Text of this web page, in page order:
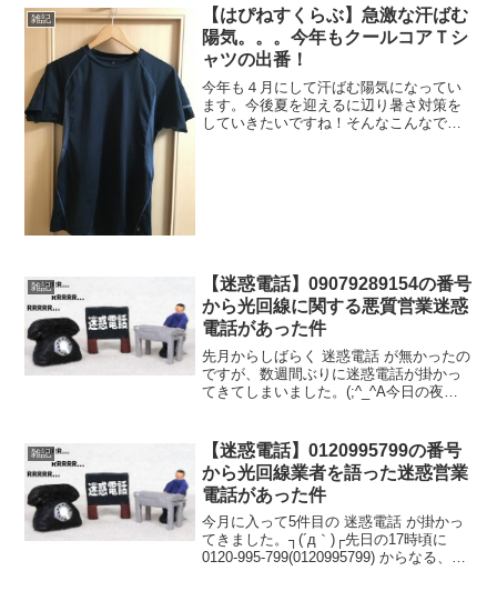
ろ、電子音声で「こちらはNTTドコモで
す...
雑記
【はぴねすくらぶ】急激な汗ばむ
陽気。。。今年もクールコアＴシ
ャツの出番！
今年も４月にして汗ばむ陽気になってい
ます。今後夏を迎えるに辺り暑さ対策を
していきたいですね！そんなこんなで今
雑記
【迷惑電話】09079289154の番号
から光回線に関する悪質営業迷惑
電話があった件
先月からしばらく 迷惑電話 が無かったの
ですが、数週間ぶりに迷惑電話が掛かっ
てきてしまいました。(;^_^A今日の夜に
した。(;^_^A在宅...
雑記
【迷惑電話】0120995799の番号
から光回線業者を語った迷惑営業
電話があった件
今月に入って5件目の 迷惑電話 が掛かっ
てきました。┐(´д｀)┌先日の17時頃に
0120-995-799(0120995799) からなる、迷